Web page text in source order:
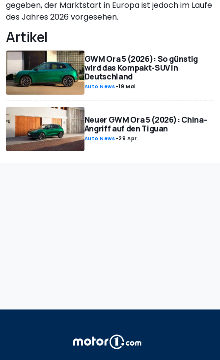
gegeben, der Marktstart in Europa ist jedoch im Laufe
des Jahres 2026 vorgesehen.
Artikel
GWM Ora 5 (2026): So günstig
wird das Kompakt-SUV in
Deutschland
Auto News-19 Mai
Neuer GWM Ora 5 (2026): China-
Angriff auf den Tiguan
Auto News-29 Apr.